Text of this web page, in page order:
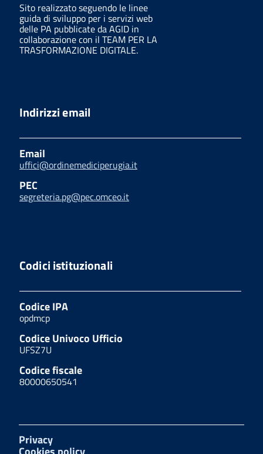
Sito realizzato seguendo le linee
guida di sviluppo per i servizi web
delle PA pubblicate da AGID in
collaborazione con il TEAM PER LA
TRASFORMAZIONE DIGITALE.
Indirizzi email
Email
uffici@ordinemediciperugia.it
PEC
segreteria.pg@pec.omceo.it
Codici istituzionali
Codice IPA
opdmcp
Codice Univoco Ufficio
UFSZ7U
Codice fiscale
80000650541
Privacy